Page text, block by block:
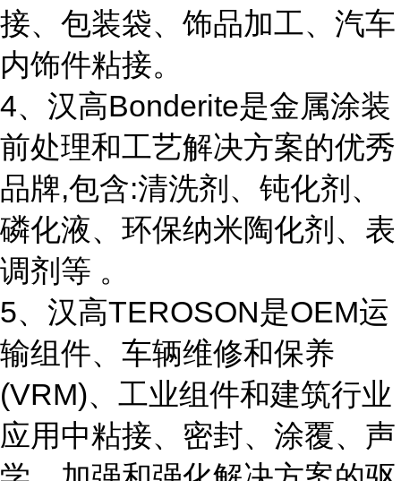
接、包装袋、饰品加工、汽车
内饰件粘接。
4、汉高Bonderite是金属涂装
前处理和工艺解决方案的优秀
品牌,包含:清洗剂、钝化剂、
磷化液、环保纳米陶化剂、表
调剂等 。
5、汉高TEROSON是OEM运
输组件、车辆维修和保养
(VRM)、工业组件和建筑行业
应用中粘接、密封、涂覆、声